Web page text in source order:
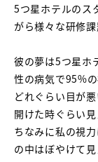
5つ星ホテルのス
がら様々な研修
彼の夢は5つ星ホ
性の病気で95%の
どれぐらい目が
開けた時ぐらい見
ちなみに私の視
の中はぼやけて